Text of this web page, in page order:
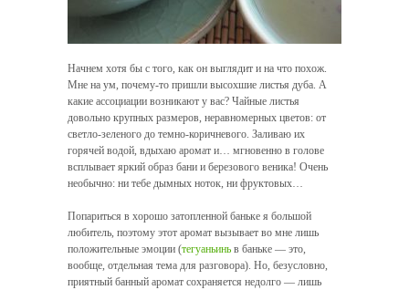
Начнем хотя бы с того, как он выглядит и на что похож.
Мне на ум, почему-то пришли высохшие листья дуба. А
какие ассоциации возникают у вас? Чайные листья
довольно крупных размеров, неравномерных цветов: от
светло-зеленого до темно-коричневого. Заливаю их
горячей водой, вдыхаю аромат и… мгновенно в голове
всплывает яркий образ бани и березового веника! Очень
необычно: ни тебе дымных ноток, ни фруктовых…
Попариться в хорошо затопленной баньке я большой
любитель, поэтому этот аромат вызывает во мне лишь
положительные эмоции (тегуаньинь в баньке — это,
вообще, отдельная тема для разговора). Но, безусловно,
приятный банный аромат сохраняется недолго — лишь